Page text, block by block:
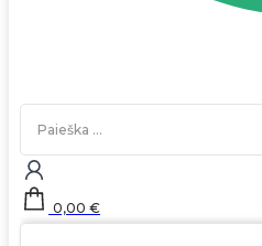
Search
0,00 €